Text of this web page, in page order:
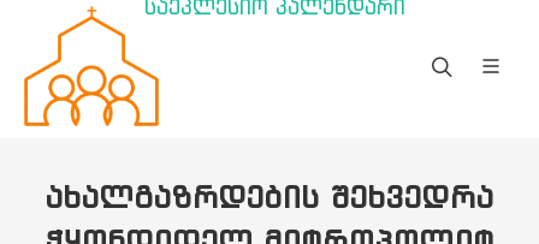
საეკლესიო კალენდარი
ᲐᲮᲐᲚᲒᲐᲖᲠᲓᲔᲑᲘᲡ ᲨᲔᲮᲕᲔᲓᲠᲐ